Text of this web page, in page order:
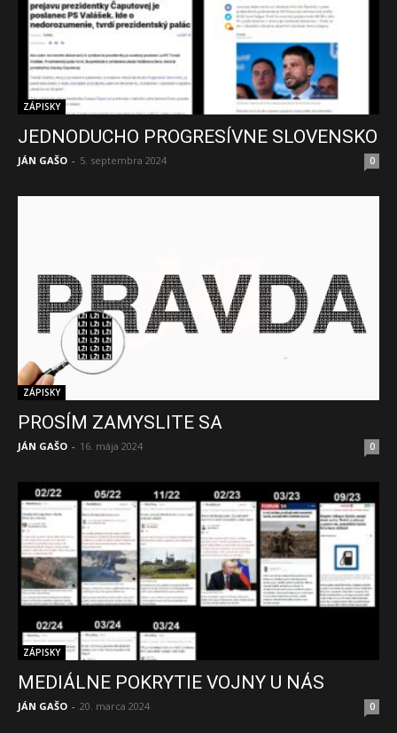
ZÁPISKY
JEDNODUCHO PROGRESÍVNE SLOVENSKO
JÁN GAŠO - 5. septembra 2024 0
ZÁPISKY
PROSÍM ZAMYSLITE SA
JÁN GAŠO - 16. mája 2024 0
ZÁPISKY
MEDIÁLNE POKRYTIE VOJNY U NÁS
JÁN GAŠO - 20. marca 2024 0